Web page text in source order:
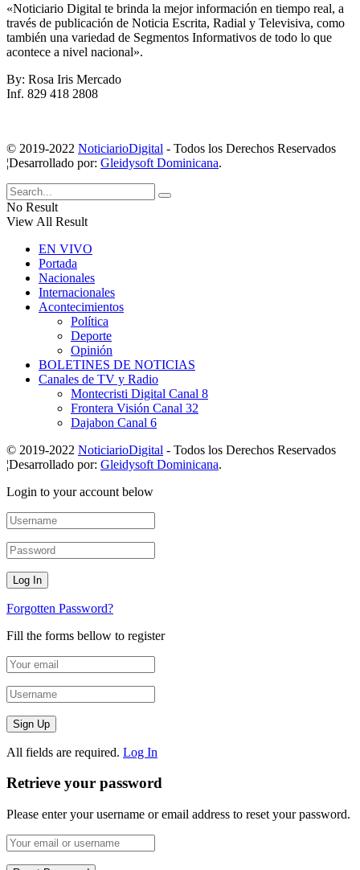
«Noticiario Digital te brinda la mejor información en tiempo real, a
través de publicación de Noticia Escrita, Radial y Televisiva, como
también una variedad de Segmentos Informativos de todo lo que
acontece a nivel nacional».
By: Rosa Iris Mercado
Inf. 829 418 2808
© 2019-2022 NoticiarioDigital - Todos los Derechos Reservados
¦Desarrollado por: Gleidysoft Dominicana.
No Result
View All Result
EN VIVO
Portada
Nacionales
Internacionales
Acontecimientos
Política
Deporte
Opinión
BOLETINES DE NOTICIAS
Canales de TV y Radio
Montecristi Digital Canal 8
Frontera Visión Canal 32
Dajabon Canal 6
© 2019-2022 NoticiarioDigital - Todos los Derechos Reservados
¦Desarrollado por: Gleidysoft Dominicana.
Login to your account below
Forgotten Password?
Fill the forms bellow to register
All fields are required. Log In
Retrieve your password
Please enter your username or email address to reset your password.